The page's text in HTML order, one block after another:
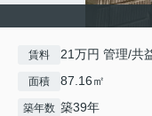
賃料 21万円 管理/共
面積 87.16㎡
築年数 築39年